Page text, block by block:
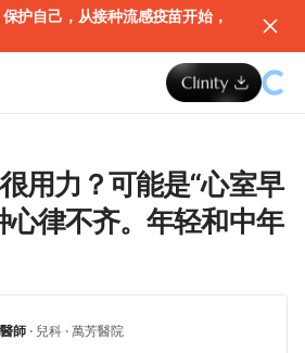
护自己，从接种流感疫苗开始，
用力？可能是“心室早
心律不齐。年轻和中年
師 · 兒科 · 萬芳醫院